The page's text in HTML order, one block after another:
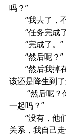
吗？”
“我去了，
“任务完成
“完成了。”
“然后呢？”
“然后我掉
该还是降生到
“然后呢？
一起吗？”
“没有，他们
关系，我自己